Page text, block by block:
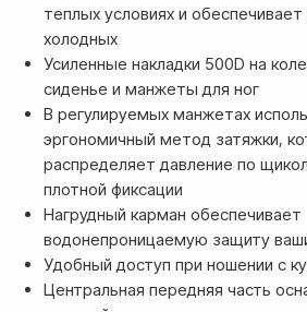
теплых условиях и
холодных
Усиленные накладки 500D на
сиденье и манжеты для ног
В регулируемых манжетах
эргономичный метод затяжки,
распределяет давление по
плотной фиксации
Нагрудный карман обеспечивает
водонепроницаемую защиту
Удобный доступ при ношении с
Центральная передняя часть